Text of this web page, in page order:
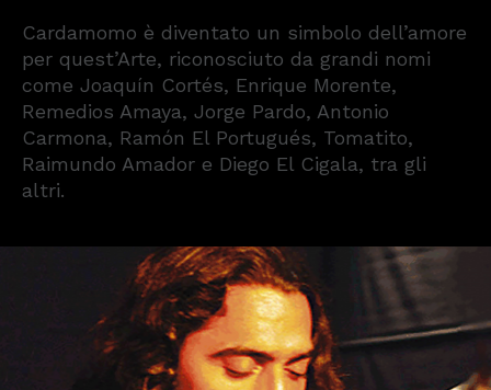
Cardamomo è diventato un simbolo dell’amore
per quest’Arte, riconosciuto da grandi nomi
come Joaquín Cortés, Enrique Morente,
Remedios Amaya, Jorge Pardo, Antonio
Carmona, Ramón El Portugués, Tomatito,
Raimundo Amador e Diego El Cigala, tra gli
altri.